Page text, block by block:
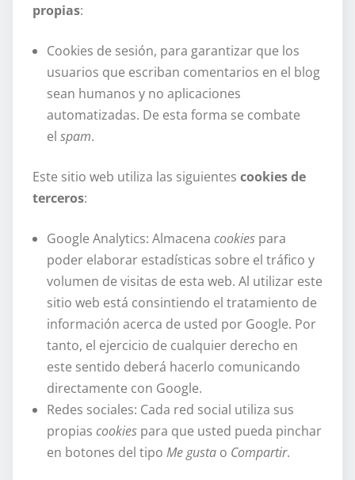
propias:
Cookies de sesión, para garantizar que los
usuarios que escriban comentarios en el blog
sean humanos y no aplicaciones
automatizadas. De esta forma se combate
el spam.
Este sitio web utiliza las siguientes cookies de
terceros:
Google Analytics: Almacena cookies para
poder elaborar estadísticas sobre el tráfico y
volumen de visitas de esta web. Al utilizar este
sitio web está consintiendo el tratamiento de
información acerca de usted por Google. Por
tanto, el ejercicio de cualquier derecho en
este sentido deberá hacerlo comunicando
directamente con Google.
Redes sociales: Cada red social utiliza sus
propias cookies para que usted pueda pinchar
en botones del tipo Me gusta o Compartir.